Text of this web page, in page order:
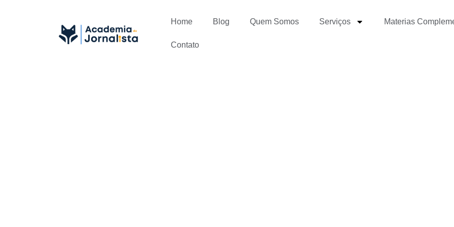
Home Blog Quem Somos Serviços Materias
Contato